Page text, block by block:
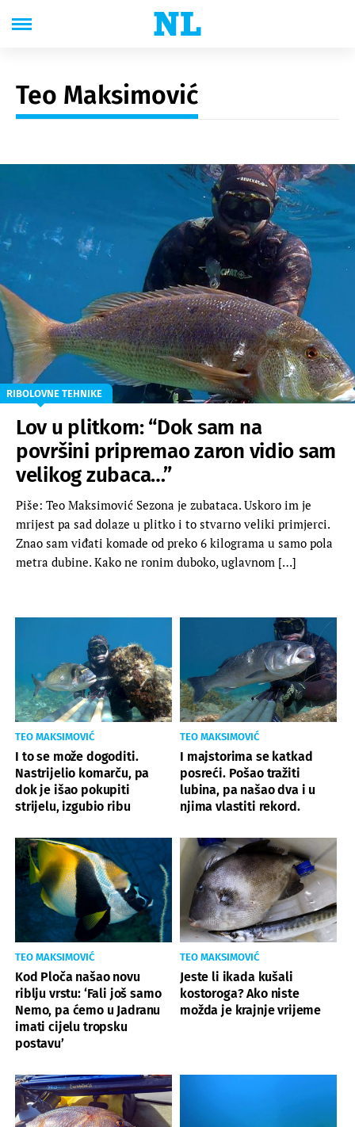
Teo Maksimović
RIBOLOVNE TEHNIKE
Lov u plitkom: “Dok sam na
površini pripremao zaron vidio sam
velikog zubaca…”
Piše: Teo Maksimović Sezona je zubataca. Uskoro im je
mrijest pa sad dolaze u plitko i to stvarno veliki primjerci.
Znao sam viđati komade od preko 6 kilograma u samo pola
metra dubine. Kako ne ronim duboko, uglavnom […]
TEO MAKSIMOVIĆ
I to se može dogoditi.
Nastrijelio komarču, pa
dok je išao pokupiti
strijelu, izgubio ribu
TEO MAKSIMOVIĆ
I majstorima se katkad
posreći. Pošao tražiti
lubina, pa našao dva i u
njima vlastiti rekord.
TEO MAKSIMOVIĆ
Kod Ploča našao novu
riblju vrstu: ‘Fali još samo
Nemo, pa ćemo u Jadranu
imati cijelu tropsku
postavu’
TEO MAKSIMOVIĆ
Jeste li ikada kušali
kostoroga? Ako niste
možda je krajnje vrijeme